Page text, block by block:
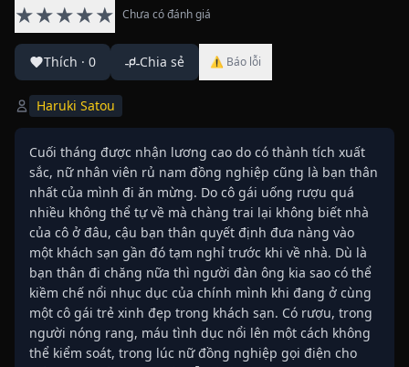
★★★★★ Chưa có đánh giá
Thích · 0 Chia sẻ ⚠ Báo lỗi
Haruki Satou
Cuối tháng được nhận lương cao do có thành tích xuất
sắc, nữ nhân viên rủ nam đồng nghiệp cũng là bạn thân
nhất của mình đi ăn mừng. Do cô gái uống rượu quá
nhiều không thể tự về mà chàng trai lại không biết nhà
của cô ở đâu, cậu bạn thân quyết định đưa nàng vào
một khách sạn gần đó tạm nghỉ trước khi về nhà. Dù là
bạn thân đi chăng nữa thì người đàn ông kia sao có thể
kiềm chế nổi nhục dục của chính mình khi đang ở cùng
một cô gái trẻ xinh đẹp trong khách sạn. Có rượu, trong
người nóng rang, máu tình dục nổi lên một cách không
thể kiểm soát, trong lúc nữ đồng nghiệp gọi điện cho